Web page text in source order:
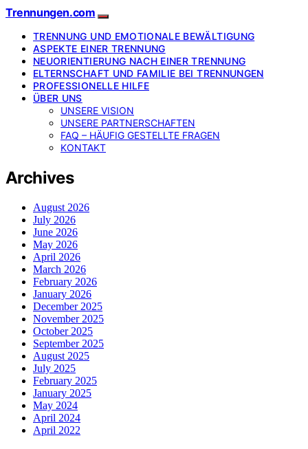
Trennungen.com
TRENNUNG UND EMOTIONALE BEWÄLTIGUNG
ASPEKTE EINER TRENNUNG
NEUORIENTIERUNG NACH EINER TRENNUNG
ELTERNSCHAFT UND FAMILIE BEI TRENNUNGEN
PROFESSIONELLE HILFE
ÜBER UNS
UNSERE VISION
UNSERE PARTNERSCHAFTEN
FAQ – HÄUFIG GESTELLTE FRAGEN
KONTAKT
Archives
August 2026
July 2026
June 2026
May 2026
April 2026
March 2026
February 2026
January 2026
December 2025
November 2025
October 2025
September 2025
August 2025
July 2025
February 2025
January 2025
May 2024
April 2024
April 2022